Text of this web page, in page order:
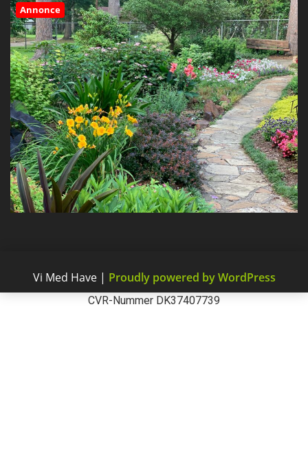
Annonce
Vi Med Have | Proudly powered by WordPress
CVR-Nummer DK37407739